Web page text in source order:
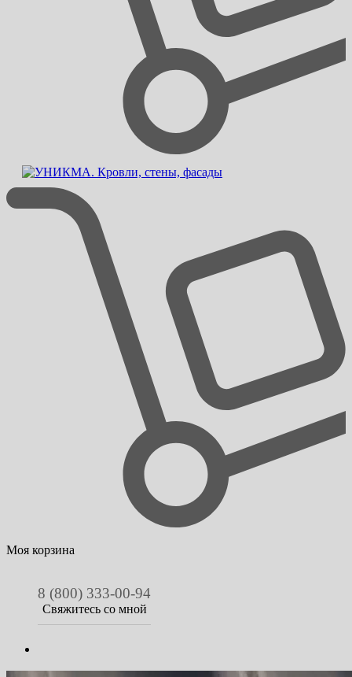
Моя корзина
8 (800) 333-00-94
Свяжитесь со мной